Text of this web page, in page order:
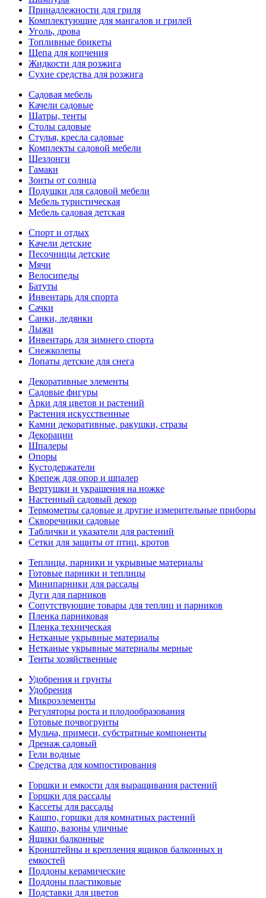
Принадлежности для гриля
Комплектующие для мангалов и грилей
Уголь, дрова
Топливные брикеты
Щепа для копчения
Жидкости для розжига
Сухие средства для розжига
Садовая мебель
Качели садовые
Шатры, тенты
Столы садовые
Стулья, кресла садовые
Комплекты садовой мебели
Шезлонги
Гамаки
Зонты от солнца
Подушки для садовой мебели
Мебель туристическая
Мебель садовая детская
Спорт и отдых
Качели детские
Песочницы детские
Мячи
Велосипеды
Батуты
Инвентарь для спорта
Сачки
Санки, ледянки
Лыжи
Инвентарь для зимнего спорта
Снежколепы
Лопаты детские для снега
Декоративные элементы
Садовые фигуры
Арки для цветов и растений
Растения искусственные
Камни декоративные, ракушки, стразы
Декорации
Шпалеры
Опоры
Кустодержатели
Крепеж для опор и шпалер
Вертушки и украшения на ножке
Настенный садовый декор
Термометры садовые и другие измерительные приборы
Скворечники садовые
Таблички и указатели для растений
Сетки для защиты от птиц, кротов
Теплицы, парники и укрывные материалы
Готовые парники и теплицы
Минипарники для рассады
Дуги для парников
Сопутствующие товары для теплиц и парников
Пленка парниковая
Пленка техническая
Нетканые укрывные материалы
Нетканые укрывные материалы мерные
Тенты хозяйственные
Удобрения и грунты
Удобрения
Микроэлементы
Регуляторы роста и плодообразования
Готовые почвогрунты
Мульча, примеси, субстратные компоненты
Дренаж садовый
Гели водные
Средства для компостирования
Горшки и емкости для выращивания растений
Горшки для рассады
Кассеты для рассады
Кашпо, горшки для комнатных растений
Кашпо, вазоны уличные
Ящики балконные
Кронштейны и крепления ящиков балконных и
емкостей
Поддоны керамические
Поддоны пластиковые
Подставки для цветов